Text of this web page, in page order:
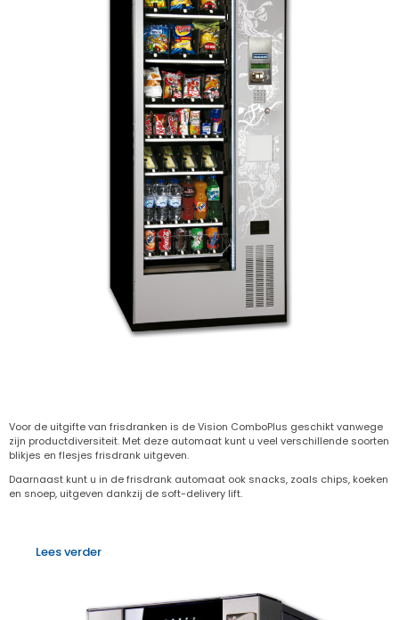
Voor de uitgifte van frisdranken is de Vision ComboPlus geschikt vanwege
zijn productdiversiteit. Met deze automaat kunt u veel verschillende soorten
blikjes en flesjes frisdrank uitgeven.
Daarnaast kunt u in de frisdrank automaat ook snacks, zoals chips, koeken
en snoep, uitgeven dankzij de soft-delivery lift.
Lees verder